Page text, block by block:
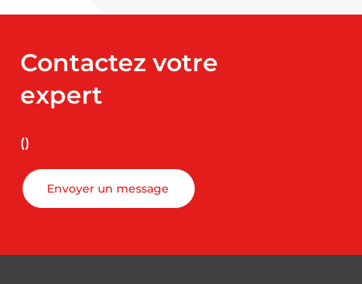
Contactez votre
expert
()
Envoyer un message